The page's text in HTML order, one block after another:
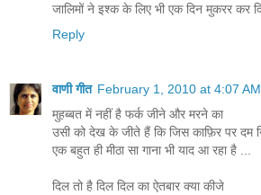
जालिमों ने इश्क के लिए भी एक दिन मुकरर कर
Reply
वाणी गीत February 1, 2010 at 4:07 AM
मुहब्बत में नहीं है फर्क जीने और मरने का
उसी को देख के जीते हैं कि जिस काफ़िर पर दम
एक बहुत ही मीठा सा गाना भी याद आ रहा है ...
दिल तो है दिल दिल का ऐतबार क्या कीजे